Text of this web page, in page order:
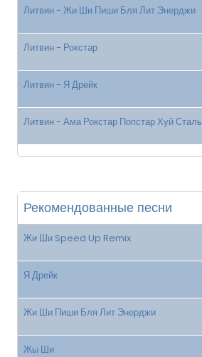
Литвин - Жи Ши Пиши Бля Лит Энерджи
Литвин - Рокстар
Литвин - Я Дрейк
Литвин - Ама Рокстар Попстар Хуй Сталь
Рекомендованные песни
Жи Ши Speed Up Remix
Я Дрейк
Жи Ши Пиши Бля Лит Энерджи
Жы Ши